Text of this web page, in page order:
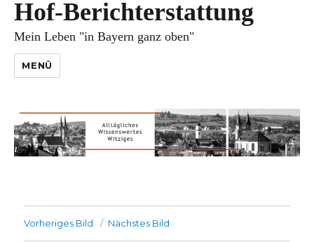
Hof-Berichterstattung
Mein Leben "in Bayern ganz oben"
MENÜ
Vorheriges Bild Nächstes Bild